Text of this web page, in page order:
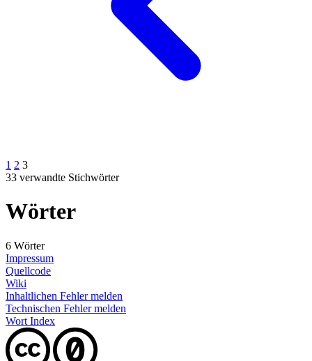
1 2 3
33 verwandte Stichwörter
Wörter
6 Wörter
Impressum
Quellcode
Wiki
Inhaltlichen Fehler melden
Technischen Fehler melden
Wort Index